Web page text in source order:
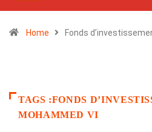
Home Fonds
TAGS :FONDS
MOHAMMED VI